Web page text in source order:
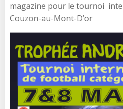
magazine pour le tournoi
Couzon-au-Mont-D’or